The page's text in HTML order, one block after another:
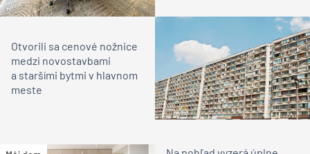
Otvorili sa cenové nožnice
medzi novostavbami
a staršími bytmi v hlavnom
meste